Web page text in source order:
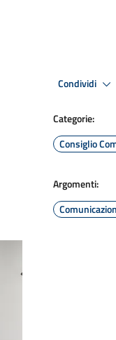
Condividi
Categorie:
Consiglio
Argomenti: